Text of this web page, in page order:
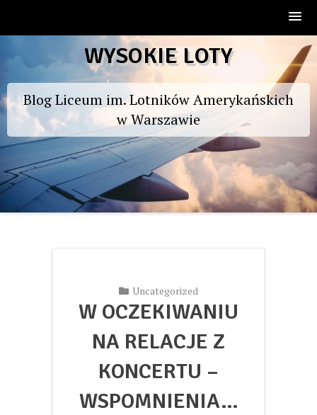
to
WYSOKIE LOTY
Blog Liceum im. Lotników Amerykańskich
w Warszawie
Uncategorized
W OCZEKIWANIU
NA RELACJE Z
KONCERTU –
WSPOMNIENIA…